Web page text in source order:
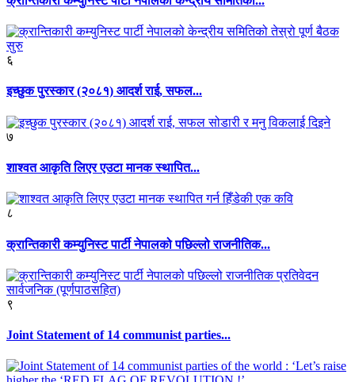
६
इच्छुक पुरस्कार (२०८१) आदर्श राई, सफल...
७
शाश्वत आकृति लिएर एउटा मानक स्थापित...
८
क्रान्तिकारी कम्युनिस्ट पार्टी नेपालको पछिल्लो राजनीतिक...
९
Joint Statement of 14 communist parties...